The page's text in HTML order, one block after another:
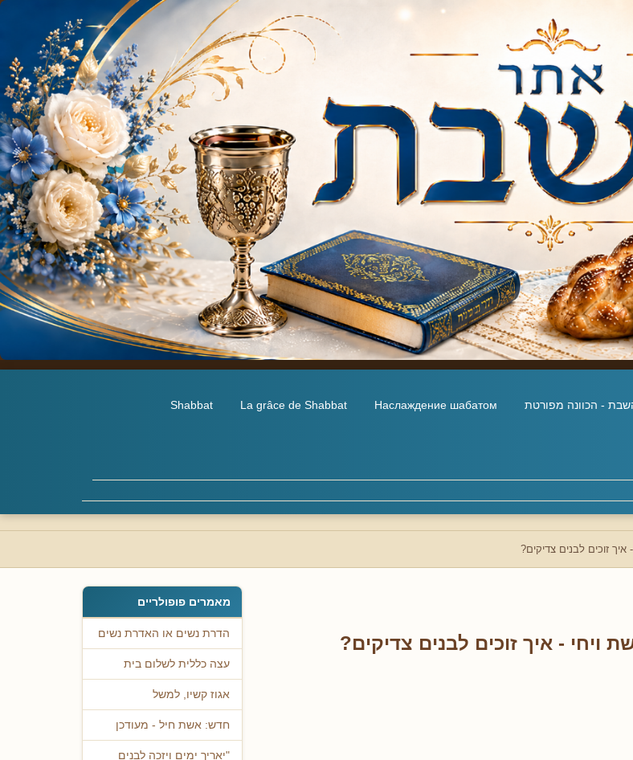
- הכוונה מפורטת Наслаждение шабатом
La grâce de Shabbat
Shabbat
זוכים לבנים צדיקים?
ויחי - איך זוכים לבנים צדיקים?
מאמרים פופולריים
הדרת נשים או האדרת נשים
עצה כללית לשלום בית
אגוז קשיו, למשל
חדש: אשת חיל - מעודכן
"יאריך ימים ויזכה לבנים